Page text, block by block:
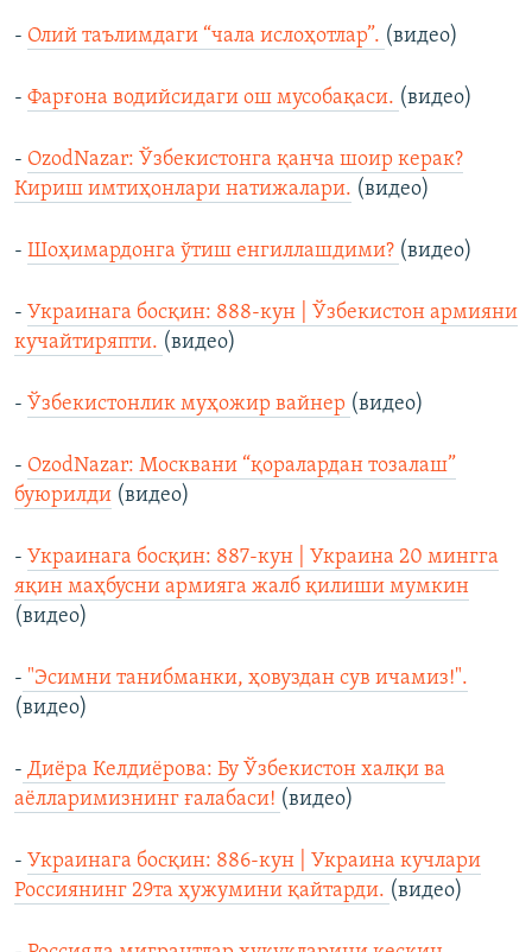
- Олий таълимдаги “чала ислоҳотлар”. (видео)
- Фарғона водийсидаги ош мусобақаси. (видео)
- OzodNazar: Ўзбекистонга қанча шоир керак?
Кириш имтиҳонлари натижалари. (видео)
- Шоҳимардонга ўтиш енгиллашдими? (видео)
- Украинага босқин: 888-кун | Ўзбекистон армияни
кучайтиряпти. (видео)
- Ўзбекистонлик муҳожир вайнер (видео)
- OzodNazar: Москвани “қоралардан тозалаш”
буюрилди (видео)
- Украинага босқин: 887-кун | Украина 20 мингга
яқин маҳбусни армияга жалб қилиши мумкин
(видео)
- "Эсимни танибманки, ҳовуздан сув ичамиз!".
(видео)
- Диёра Келдиёрова: Бу Ўзбекистон халқи ва
аёлларимизнинг ғалабаси! (видео)
- Украинага босқин: 886-кун | Украина кучлари
Россиянинг 29та ҳужумини қайтарди. (видео)